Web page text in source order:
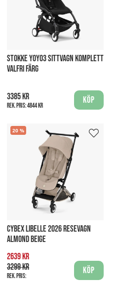
STOKKE YOYO3 SITTVAGN KOMPLETT
VALFRI FÄRG
3385 kr
Rek. pris:4844 kr
Köp
20
CYBEX LIBELLE 2026 RESEVAGN
ALMOND BEIGE
2639 kr
3299 kr
Rek. pris:
Köp